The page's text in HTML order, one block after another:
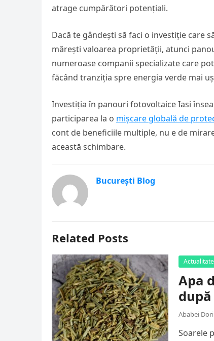
atrage cumpărători potențiali.
Dacă te gândești să faci o investiție care
mărești valoarea proprietății, atunci
numeroase companii specializate care
făcând tranziția spre energia verde mai
Investiția în panouri fotovoltaice Iasi
participarea la o mișcare globală de
cont de beneficiile multiple, nu e de
această schimbare.
București Blog
Related Posts
Actualitate
Apa
Ababei
Soarele